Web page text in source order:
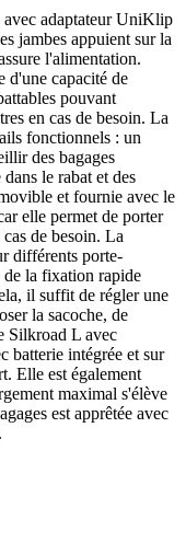
avec adaptateur UniKlip
jambes appuient sur la
l'alimentation.
d'une capacité de
pouvant
en cas de besoin. La
fonctionnels : un
des bagages
le rabat et des
et fournie avec le
elle permet de porter
de besoin. La
différents porte-
de la fixation rapide
il suffit de régler une
la sacoche, de
Silkroad L avec
batterie intégrée et sur
Elle est également
maximal s'élève
est apprêtée avec